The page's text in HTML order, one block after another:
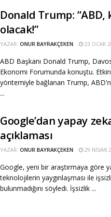
Donald Trump:
olacak!”
YAZAR: ONUR BAYRAKÇEKEN 23 OCAK
ABD Başkanı Donald Trump,
Ekonomi Forumunda konuştu.
yöntemiyle bağlanan Trump,
...
Google’dan yapay
açıklaması
YAZAR: ONUR BAYRAKÇEKEN 29 NISAN
Google, yeni bir araştırmaya göre
teknolojilerin yaygınlaşması ile
bulunmadığını söyledi. İşsizlik ...